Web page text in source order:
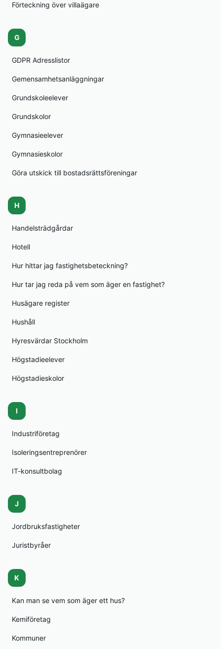
Förteckning över villaägare
G
GDPR Adresslistor
Gemensamhetsanläggningar
Grundskoleelever
Grundskolor
Gymnasieelever
Gymnasieskolor
Göra utskick till bostadsrättsföreningar
H
Handelsträdgårdar
Hotell
Hur hittar jag fastighetsbeteckning?
Hur tar jag reda på vem som äger en fastighet?
Husägare register
Hushåll
Hyresvärdar Stockholm
Högstadieelever
Högstadieskolor
I
Industriföretag
Isoleringsentreprenörer
IT-konsultbolag
J
Jordbruksfastigheter
Juristbyråer
K
Kan man se vem som äger ett hus?
Kemiföretag
Kommuner